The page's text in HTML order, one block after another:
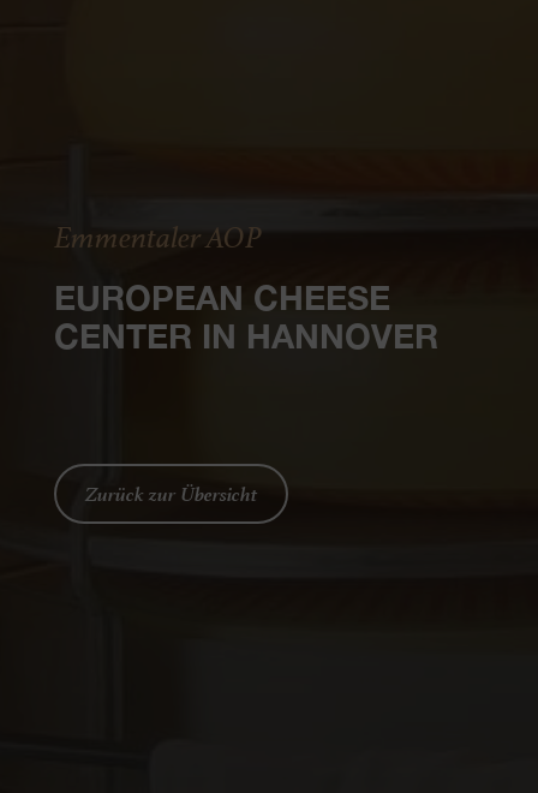
Emmentaler AOP
EUROPEAN CHEESE
CENTER IN HANNOVER
Zurück zur Übersicht